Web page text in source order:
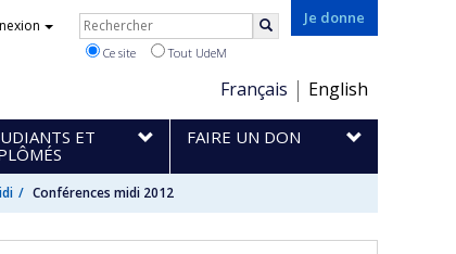
Je donne
Choix
de
la
langue
Français English
Rechercher
Ce site Tout UdeM
ET
FAIRE UN DON
Conférences midi 2012